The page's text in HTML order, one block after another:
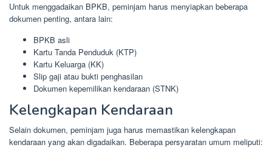
Untuk menggadaikan BPKB, peminjam harus menyiapkan beberapa
dokumen penting, antara lain:
BPKB asli
Kartu Tanda Penduduk (KTP)
Kartu Keluarga (KK)
Slip gaji atau bukti penghasilan
Dokumen kepemilikan kendaraan (STNK)
Kelengkapan Kendaraan
Selain dokumen, peminjam juga harus memastikan kelengkapan
kendaraan yang akan digadaikan. Beberapa persyaratan umum meliputi: